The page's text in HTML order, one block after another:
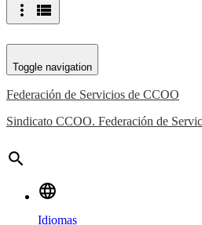
more_vert view_list
Toggle navigation
Federación de Servicios de CCOO
Sindicato CCOO. Federación de
search
language
Idiomas